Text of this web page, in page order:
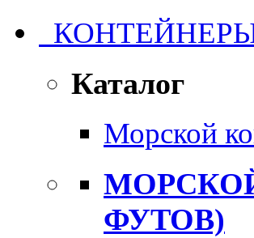
Каталог
Морской
ФУТОВ)